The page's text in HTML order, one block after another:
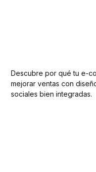
Descubre por qué tu e-
mejorar ventas con
sociales bien integradas.